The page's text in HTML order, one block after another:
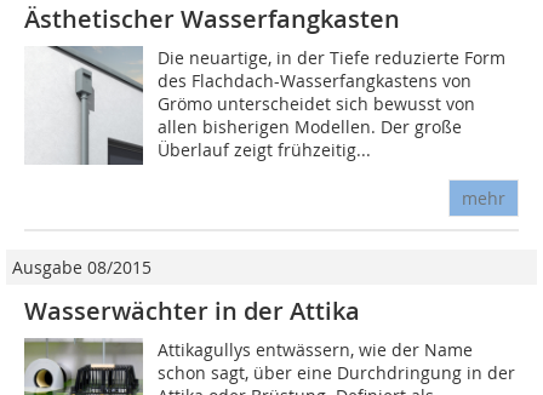
Ästhetischer Wasserfangkasten
Die neuartige, in der Tiefe reduzierte Form
des Flachdach-Wasserfangkastens von
Grömo unterscheidet sich bewusst von
allen bisherigen Modellen. Der große
Überlauf zeigt frühzeitig...
mehr
Ausgabe 08/2015
Wasserwächter in der Attika
Attikagullys entwässern, wie der Name
schon sagt, über eine Durchdringung in der